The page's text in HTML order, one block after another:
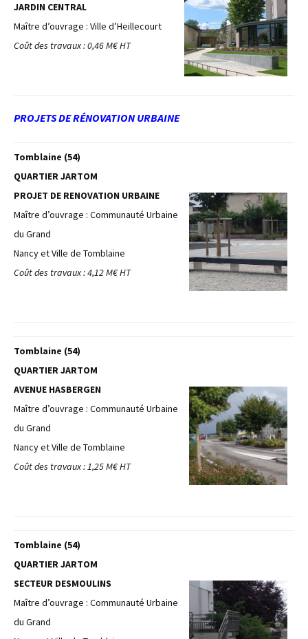
JARDIN CENTRAL
Maître d’ouvrage : Ville d’Heillecourt
Coût des travaux : 0,46 M€ HT
PROJETS DE RÉNOVATION URBAINE
Tomblaine (54)
QUARTIER JARTOM
PROJET DE RENOVATION URBAINE
Maître d’ouvrage : Communauté Urbaine
du Grand
Nancy et Ville de Tomblaine
Coût des travaux : 4,12 M€ HT
Tomblaine (54)
QUARTIER JARTOM
AVENUE HASBERGEN
Maître d’ouvrage : Communauté Urbaine
du Grand
Nancy et Ville de Tomblaine
Coût des travaux : 1,25 M€ HT
Tomblaine (54)
QUARTIER JARTOM
SECTEUR DESMOULINS
Maître d’ouvrage : Communauté Urbaine
du Grand